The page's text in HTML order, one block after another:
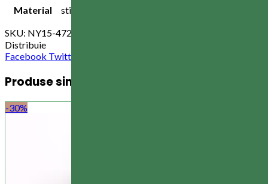
Material
sticla
SKU: NY15-472
Distribuie
Facebook Twitter
Produse similare
-30%